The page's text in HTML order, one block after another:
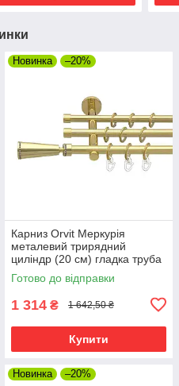
Новинка –20%
Карниз Orvit Меркурія
металевий трирядний
циліндр (20 см) гладка труба
кільце металеве Золото
16\16\16 мм 200 см (00-
Готово до відправки
1 314 ₴ 1 642,50 ₴
Купити
Новинка –20%